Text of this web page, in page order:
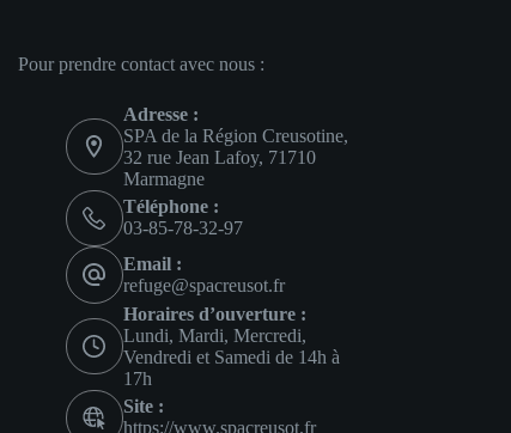
Pour prendre contact avec nous :
Adresse :
SPA de la Région Creusotine,
32 rue Jean Lafoy, 71710
Marmagne
Téléphone :
03-85-78-32-97
Email :
refuge@spacreusot.fr
Horaires d’ouverture :
Lundi, Mardi, Mercredi,
Vendredi et Samedi de 14h à
17h
Site :
https://www.spacreusot.fr